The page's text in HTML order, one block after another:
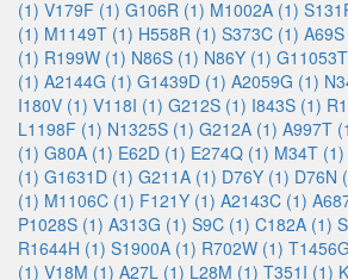
(1) V179F (1) G106R (1) M1002A (1)
(1) M1149T (1) H558R (1) S373C (1)
(1) R199W (1) N86S (1) N86Y (1)
(1) A2144G (1) G1439D (1) A2059G (1)
I180V (1) V118I (1) G212S (1) I843S (1)
L1198F (1) N1325S (1) G212A (1) A997T
(1) G80A (1) E62D (1) E274Q (1) M34T (1)
(1) G1631D (1) G211A (1) D76Y (1) D76N
(1) M1106C (1) F121Y (1) A2143C (1)
P1028S (1) A313G (1) S9C (1) C182A (1)
R1644H (1) S1900A (1) R702W (1)
(1) V18M (1) A27L (1) L28M (1) T351I (1)